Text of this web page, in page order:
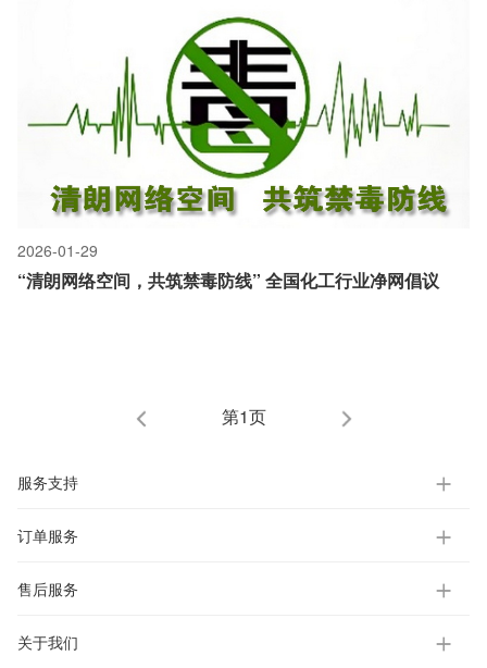
诱导聚合，二氧化碳光还原，紫外储能等领域。该成果以“Trapping
Highly Reactive Photo-Induced Charge-Transfer Complex
Between Amine and Imide by Light”为题发表在Chem上。
2026-01-29
“清朗网络空间，共筑禁毒防线” 全国化工行业净网倡议
第1页
服务支持
订单服务
售后服务
关于我们